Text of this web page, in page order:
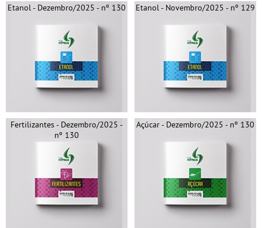
Etanol - Dezembro/2025 - nº 130 Etanol - Novembro/2025 - nº 129
Fertilizantes - Dezembro/2025 -
nº 130
Açúcar - Dezembro/2025 - nº 130